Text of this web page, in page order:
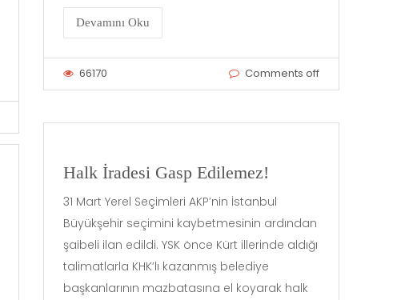
Devamını Oku
66170 Comments off
Halk İradesi Gasp Edilemez!
31 Mart Yerel Seçimleri AKP’nin İstanbul
Büyükşehir seçimini kaybetmesinin ardından
şaibeli ilan edildi. YSK önce Kürt illerinde aldığı
talimatlarla KHK’lı kazanmış belediye
başkanlarının mazbatasına el koyarak halk